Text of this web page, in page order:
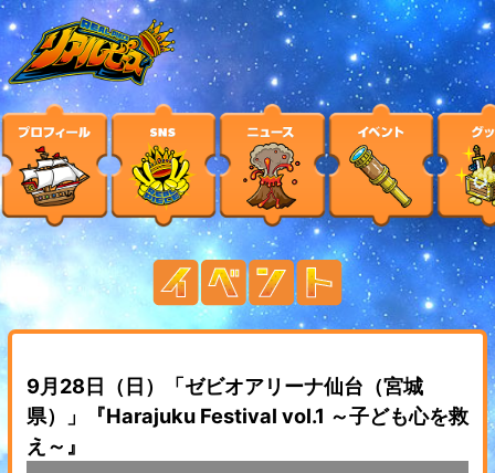
9月28日（日）「ゼビオアリーナ仙台（宮城
県）」『Harajuku Festival vol.1 ～子ども心を救
え～』